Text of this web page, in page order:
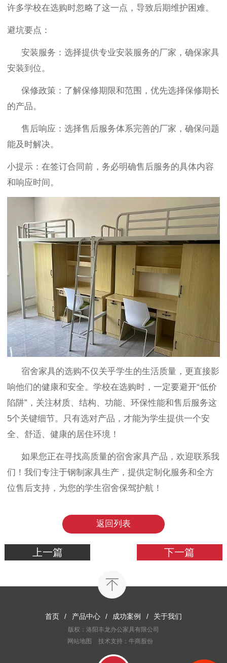
许多学校在选购时忽略了这一点，导致后期维护困难。
避坑要点：
安装服务 ：选择提供专业安装服务的厂家，确保家具
安装到位。
保修政策 ：了解保修期限和范围，优先选择保修期长
的产品。
售后响应 ：选择售后服务体系完善的厂家，确保问题
能及时解决。
小提示 ：在签订合同前，务必明确售后服务的具体内容
和响应时间。
宿舍家具的选购不仅关乎学生的生活质量，更直接影
响他们的健康和安全。学校在选购时，一定要避开“低价
陷阱” ，关注材质、结构、功能、环保性能和售后服务这
5个关键细节。只有选对产品，才能为学生提供一个安
全、舒适、健康的居住环境！
如果您正在寻找高质量的宿舍家具产品，欢迎联系我
们！我们专注于钢制家具生产，提供定制化服务和全方
位售后支持，为您的学生宿舍保驾护航！
返回列表
上一篇 下一篇
首页 / 产品中心 / 成功案例 / 关于我们
版权：洛阳丰龙办公家具有限公司
网站地图
技术支持：牛商股份